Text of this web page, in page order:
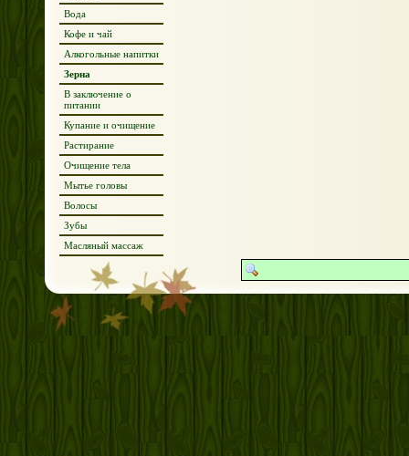
Вода
Кофе и чай
Алкогольные напитки
Зерна
В заключение о
питании
Купание и очищение
Растирание
Очищение тела
Мытье головы
Волосы
Зубы
Масляный массаж